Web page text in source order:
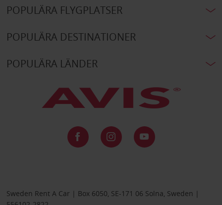
POPULÄRA FLYGPLATSER
POPULÄRA DESTINATIONER
POPULÄRA LÄNDER
Sweden Rent A Car | Box 6050, SE-171 06 Solna, Sweden |